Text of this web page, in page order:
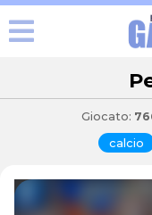
Giocato:
calcio